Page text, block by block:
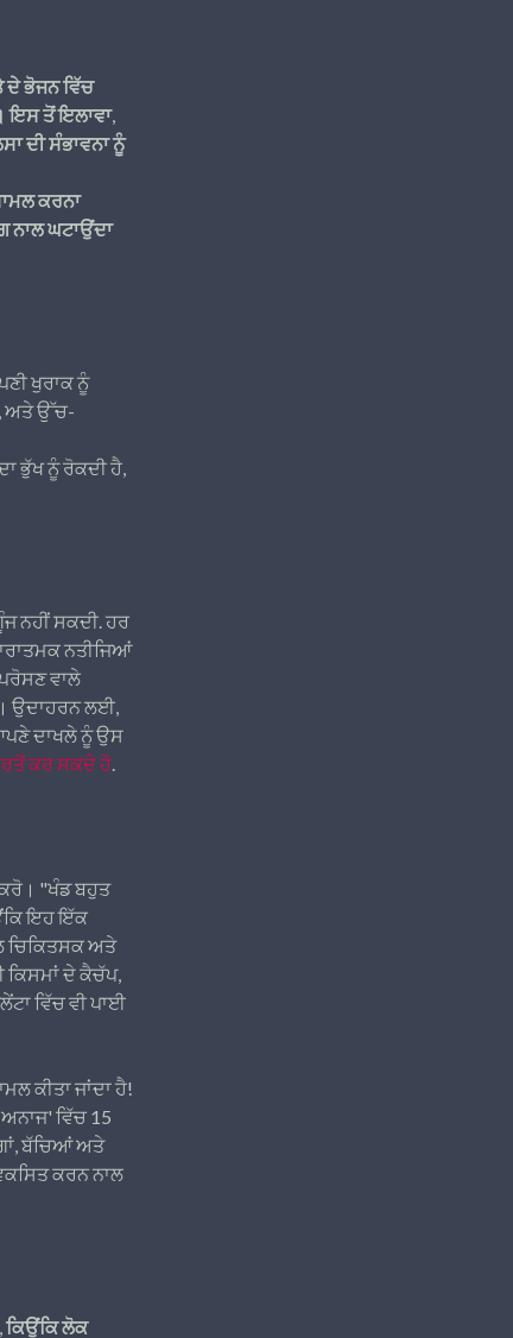
ਦੇ ਭੋਜਨ ਵਿੱਚ
। ਇਸ ਤੋਂ ਇਲਾਵਾ,
ਦੀ ਸੰਭਾਵਨਾ ਨੂੰ
ਕਰਨਾ
ਨਾਲ ਘਟਾਉਂਦਾ
ਖੁਰਾਕ ਨੂੰ
ਅਤੇ ਉੱਚ-
ਭੁੱਖ ਨੂੰ ਰੋਕਦੀ ਹੈ,
ਨਹੀਂ ਸਕਦੀ. ਹਰ
ਨਤੀਜਿਆਂ
ਵਾਲੇ
ਉਦਾਹਰਨ ਲਈ,
ਦਾਖਲੇ ਨੂੰ ਉਸ
ਕਰ ਸਕਦੇ ਹੋ
"ਖੰਡ ਬਹੁਤ
ਇਹ ਇੱਕ
ਚਿਕਿਤਸਕ ਅਤੇ
ਦੇ ਕੈਚੱਪ,
ਵਿੱਚ ਵੀ ਪਾਈ
ਕੀਤਾ ਜਾਂਦਾ ਹੈ!
ਵਿੱਚ 15
ਬੱਚਿਆਂ ਅਤੇ
ਕਰਨ ਨਾਲ
ਕਿਉਂਕਿ ਲੋਕ